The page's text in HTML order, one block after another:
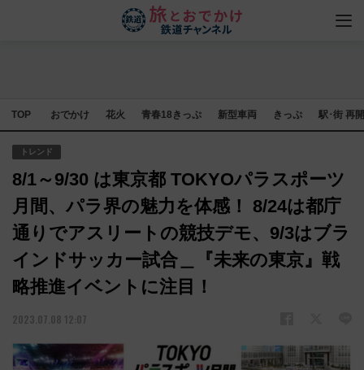
TOP おでかけ 花火 青春18きっぷ 新型車両 きっぷ 駅･街 再
トレンド
8/1～9/30 は東京都 TOKYOパラスポーツ
月間、パラ界の魅力を体感！ 8/24は都庁
通りでアスリートの競技デモ、9/3はブラ
インドサッカー試合＿『未来の東京』戦
略推進イベントに注目！
2023.07.08 12:07